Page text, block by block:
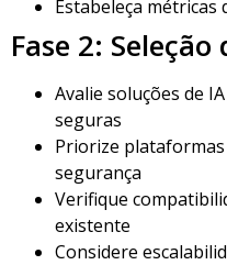
Estabeleça métricas
Fase 2:
Avalie soluções de
seguras
Priorize
segurança
Verifique
existente
Considere